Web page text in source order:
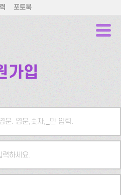
포토북
가입
문. 영문,숫자,_만 입력.
력하세요.